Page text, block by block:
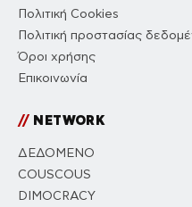
Πολιτική Cookies
Πολιτική προστασίας
Όροι χρήσης
Επικοινωνία
//NETWORK
ΔΕΔΟΜΕΝΟ
COUSCOUS
DIMOCRACY